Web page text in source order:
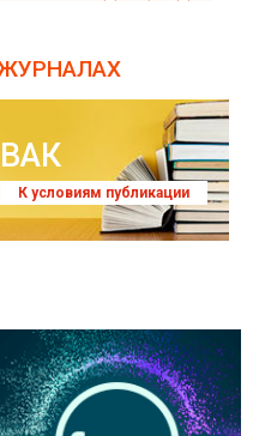
ВАК
К условиям публикации